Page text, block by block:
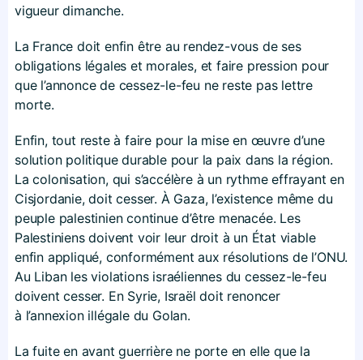
vigueur dimanche.
La France doit enfin être au rendez-vous de ses
obligations légales et morales, et faire pression pour
que l’annonce de cessez-le-feu ne reste pas lettre
morte.
Enfin, tout reste à faire pour la mise en œuvre d’une
solution politique durable pour la paix dans la région.
La colonisation, qui s’accélère à un rythme effrayant en
Cisjordanie, doit cesser. À Gaza, l’existence même du
peuple palestinien continue d’être menacée. Les
Palestiniens doivent voir leur droit à un État viable
enfin appliqué, conformément aux résolutions de l’ONU.
Au Liban les violations israéliennes du cessez-le-feu
doivent cesser. En Syrie, Israël doit renoncer
à l’annexion illégale du Golan.
La fuite en avant guerrière ne porte en elle que la